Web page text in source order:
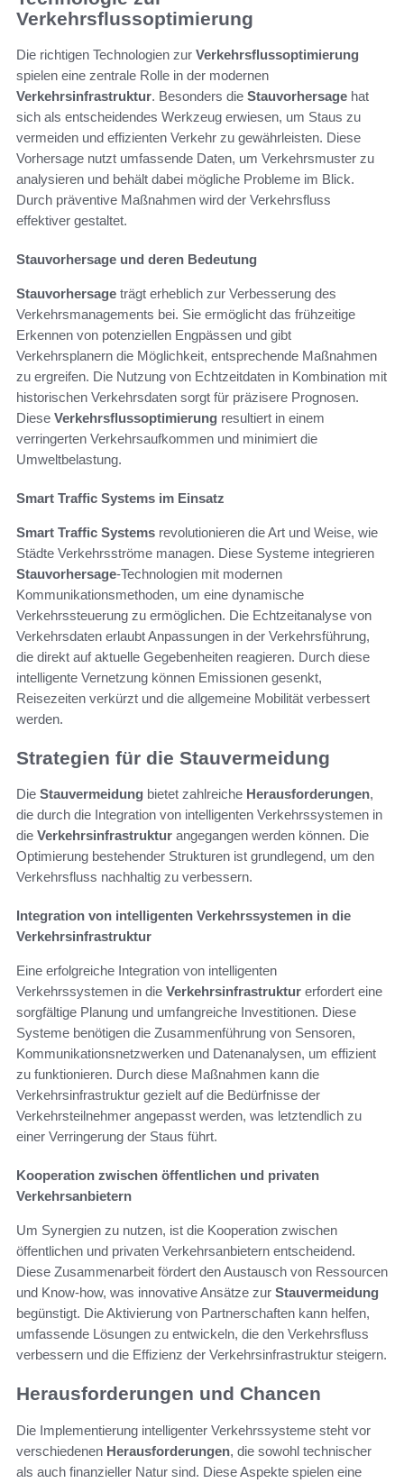
Verkehrsflussoptimierung
Die richtigen Technologien zur Verkehrsflussoptimierung
spielen eine zentrale Rolle in der modernen
Verkehrsinfrastruktur. Besonders die Stauvorhersage hat
sich als entscheidendes Werkzeug erwiesen, um Staus zu
vermeiden und effizienten Verkehr zu gewährleisten. Diese
Vorhersage nutzt umfassende Daten, um Verkehrsmuster zu
analysieren und behält dabei mögliche Probleme im Blick.
Durch präventive Maßnahmen wird der Verkehrsfluss
effektiver gestaltet.
Stauvorhersage und deren Bedeutung
Stauvorhersage trägt erheblich zur Verbesserung des
Verkehrsmanagements bei. Sie ermöglicht das frühzeitige
Erkennen von potenziellen Engpässen und gibt
Verkehrsplanern die Möglichkeit, entsprechende Maßnahmen
zu ergreifen. Die Nutzung von Echtzeitdaten in Kombination mit
historischen Verkehrsdaten sorgt für präzisere Prognosen.
Diese Verkehrsflussoptimierung resultiert in einem
verringerten Verkehrsaufkommen und minimiert die
Umweltbelastung.
Smart Traffic Systems im Einsatz
Smart Traffic Systems revolutionieren die Art und Weise, wie
Städte Verkehrsströme managen. Diese Systeme integrieren
Stauvorhersage-Technologien mit modernen
Kommunikationsmethoden, um eine dynamische
Verkehrssteuerung zu ermöglichen. Die Echtzeitanalyse von
Verkehrsdaten erlaubt Anpassungen in der Verkehrsführung,
die direkt auf aktuelle Gegebenheiten reagieren. Durch diese
intelligente Vernetzung können Emissionen gesenkt,
Reisezeiten verkürzt und die allgemeine Mobilität verbessert
werden.
Strategien für die Stauvermeidung
Die Stauvermeidung bietet zahlreiche Herausforderungen,
die durch die Integration von intelligenten Verkehrssystemen in
die Verkehrsinfrastruktur angegangen werden können. Die
Optimierung bestehender Strukturen ist grundlegend, um den
Verkehrsfluss nachhaltig zu verbessern.
Integration von intelligenten Verkehrssystemen in die
Verkehrsinfrastruktur
Eine erfolgreiche Integration von intelligenten
Verkehrssystemen in die Verkehrsinfrastruktur erfordert eine
sorgfältige Planung und umfangreiche Investitionen. Diese
Systeme benötigen die Zusammenführung von Sensoren,
Kommunikationsnetzwerken und Datenanalysen, um effizient
zu funktionieren. Durch diese Maßnahmen kann die
Verkehrsinfrastruktur gezielt auf die Bedürfnisse der
Verkehrsteilnehmer angepasst werden, was letztendlich zu
einer Verringerung der Staus führt.
Kooperation zwischen öffentlichen und privaten
Verkehrsanbietern
Um Synergien zu nutzen, ist die Kooperation zwischen
öffentlichen und privaten Verkehrsanbietern entscheidend.
Diese Zusammenarbeit fördert den Austausch von Ressourcen
und Know-how, was innovative Ansätze zur Stauvermeidung
begünstigt. Die Aktivierung von Partnerschaften kann helfen,
umfassende Lösungen zu entwickeln, die den Verkehrsfluss
verbessern und die Effizienz der Verkehrsinfrastruktur steigern.
Herausforderungen und Chancen
Die Implementierung intelligenter Verkehrssysteme steht vor
verschiedenen Herausforderungen, die sowohl technischer
als auch finanzieller Natur sind. Diese Aspekte spielen eine